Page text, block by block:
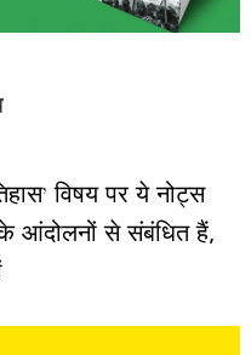
विषय पर ये नोट्स
आंदोलनों से संबंधित हैं,